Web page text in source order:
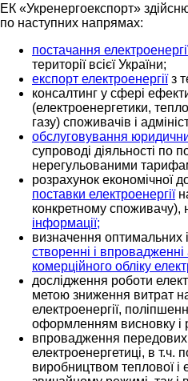
ЕК «Укренергоекспорт»
по наступних напрямах:
постачання
території всієї України;
експорт електроенергіїз
консалтинг у сфері
(електроенергетики,
газу) споживачів і
обслуговування
супроводі діяльності по
нерегульованими
розрахунок економічної
поставки електроенергії
конкретному споживачу),
інформації;
визначення оптимальних
створенні і
комерційного обліку
дослідження роботи
метою зниження витрат
електроенергії,
оформленням висновку і
впровадження передових
електроенергетиці, в т.ч.
виробництвом теплової і